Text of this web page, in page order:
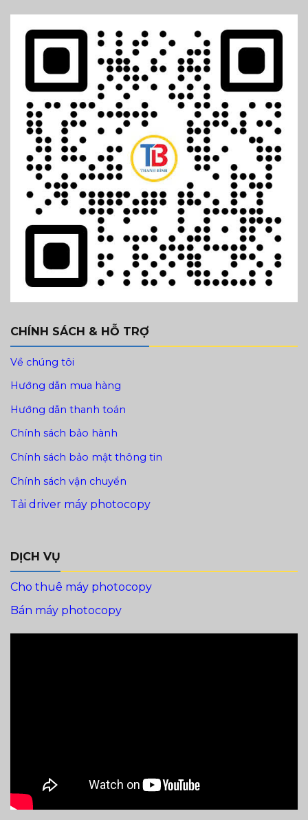
CHÍNH SÁCH & HỖ TRỢ
Về chúng tôi
Hướng dẫn mua hàng
Hướng dẫn thanh toán
Chính sách bảo hành
Chính sách bảo mật thông tin
Chính sách vận chuyển
Tải driver máy photocopy
DỊCH VỤ
Cho thuê máy photocopy
Bán máy photocopy